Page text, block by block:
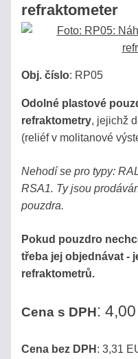
refraktometer
Obj. číslo: RP05
Odolné plastové
refraktometry, jejichž
(reliéf v molitanové
Nehodí se pro typy:
RSA1. Ty jsou
pouzdra.
Pokud pouzdro
třeba jej objednávat -
refraktometrů.
Cena s DPH:
Cena bez DPH : 3,31
Vyhľadávanie